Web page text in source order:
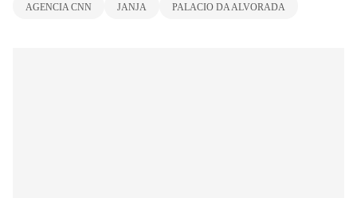
AGENCIA CNN JANJA PALACIO DA ALVORADA